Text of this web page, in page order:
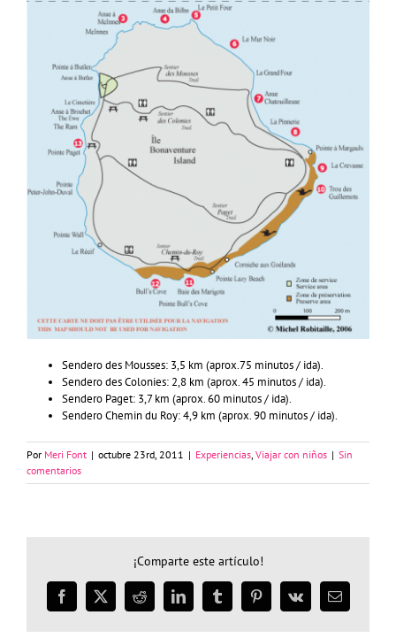
Sendero des Mousses: 3,5 km (aprox.75 minutos / ida).
Sendero des Colonies: 2,8 km (aprox. 45 minutos / ida).
Sendero Paget: 3,7 km (aprox. 60 minutos / ida).
Sendero Chemin du Roy: 4,9 km (aprox. 90 minutos / ida).
Por Meri Font | octubre 23rd, 2011 | Experiencias Viajar con niños | Sin
comentarios
¡Comparte este artículo!
Facebook
X RedditLinkedInTumblrPinterest
Vk
Correo